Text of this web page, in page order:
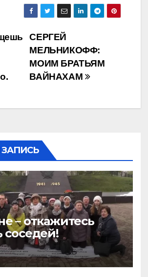
СЕРГЕЙ
МЕЛЬНИКОФФ:
МОИМ БРАТЬЯМ
ВАЙНАХАМ
– откажитесь
соседей!